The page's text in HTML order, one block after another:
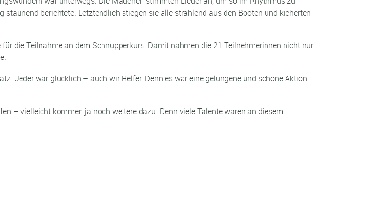
staunend berichtete. Letztendlich stiegen sie alle strahlend aus den Booten und kicherten
die Teilnahme an dem Schnupperkurs. Damit nahmen die 21 Teilnehmerinnen nicht nur
Jeder war glücklich – auch wir Helfer. Denn es war eine gelungene und schöne Aktion
– vielleicht kommen ja noch weitere dazu. Denn viele Talente waren an diesem